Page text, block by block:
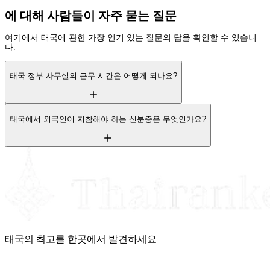
에 대해 사람들이 자주 묻는 질문
여기에서 태국에 관한 가장 인기 있는 질문의 답을 확인할 수 있습니
다.
태국 정부 사무실의 근무 시간은 어떻게 되나요?
태국에서 외국인이 지참해야 하는 신분증은 무엇인가요?
태국의 최고를 한곳에서 발견하세요